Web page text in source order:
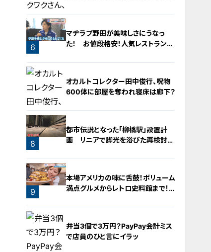
4
5
6
マヂラブ野田が美味しさにうなっ
た！ お値段格安！人気レストランを
門学校』の生徒たち
7
オカルトコレクター田中俊行、呪物
600体に部屋を奪われ寝床は廊下？
8
都市伝説となった「柳橋駅」設置計
画 リニアで脚光を浴びた再検討の
9
本場アメリカの味に舌鼓！ボリューム
満点グルメからレトロ史料館まで！
弁当3個で3万円？PayPay会計ミス
で店員のひと言にイラッ